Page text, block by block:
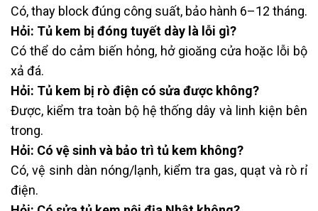
Có, thay block đúng công suất, bảo hành 6–12 tháng.
Hỏi: Tủ kem bị đóng tuyết dày là lỗi gì?
Có thể do cảm biến hỏng, hở gioăng cửa hoặc lỗi bộ
xả đá.
Hỏi: Tủ kem bị rò điện có sửa được không?
Được, kiểm tra toàn bộ hệ thống dây và linh kiện bên
trong.
Hỏi: Có vệ sinh và bảo trì tủ kem không?
Có, vệ sinh dàn nóng/lạnh, kiểm tra gas, quạt và rò rỉ
điện.